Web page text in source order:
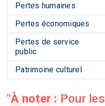
Pertes humaines
Pertes économiques
Pertes de service
public
Patrimoine culturel
À noter : Pour